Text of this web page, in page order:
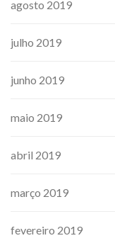
agosto 2019
julho 2019
junho 2019
maio 2019
abril 2019
março 2019
fevereiro 2019